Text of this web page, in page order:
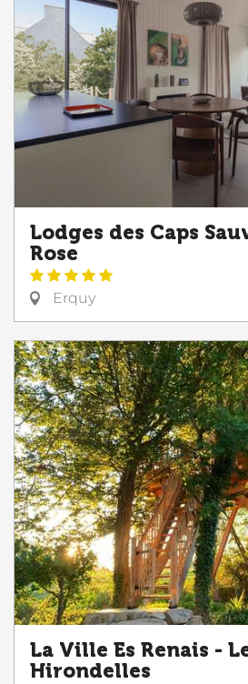
Lodges des Caps
Rose
Erquy
La Ville Es Renais -
Hirondelles